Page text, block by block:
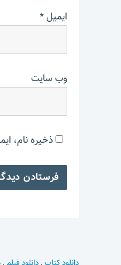
ایمیل*
وب‌ سایت
ذخیره نام،
دانلود کتاب.دانلود فیلم .